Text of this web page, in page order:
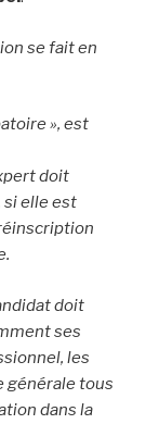
se fait en
», est
doit
si elle est
doit
ses
les
générale tous
dans la